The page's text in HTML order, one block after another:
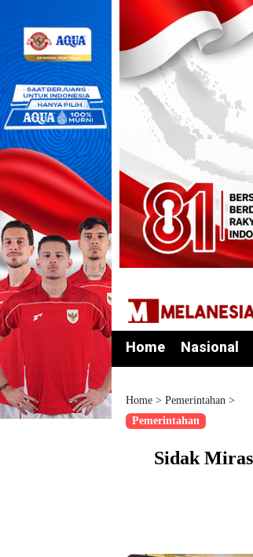
Home Nasional
Home > Pemerintahan >
Pemerintahan
Sidak